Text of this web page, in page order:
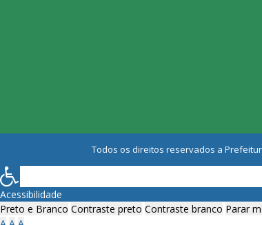
Todos os direitos reservados a
Acessibilidade
Preto e Branco Contraste preto Contraste branco Parar